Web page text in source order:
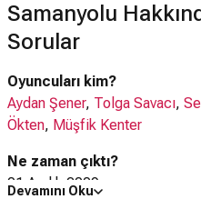
Samanyolu
Sorular
Oyuncuları kim?
Aydan Şener, Tolga Savacı,
Ökten, Müşfik Kenter
Ne zaman çıktı?
01 Aralık 2009
Devamını Oku